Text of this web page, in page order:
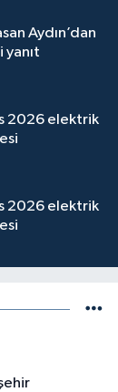
Aydın’dan
2026 elektrik
2026 elektrik